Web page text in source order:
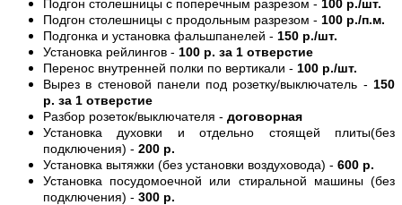
Подгон столешницы с поперечным разрезом - 100 р./шт.
Подгон столешницы с продольным разрезом - 100 р./п.м.
Подгонка и установка фальшпанелей - 150 р./шт.
Установка рейлингов - 100 р. за 1 отверстие
Перенос внутренней полки по вертикали - 100 р./шт.
Вырез в стеновой панели под розетку/выключатель - 150
р. за 1 отверстие
Разбор розеток/выключателя - договорная
Установка духовки и отдельно стоящей плиты(без
подключения) - 200 р.
Установка вытяжки (без установки воздуховода) - 600 р.
Установка посудомоечной или стиральной машины (без
подключения) - 300 р.